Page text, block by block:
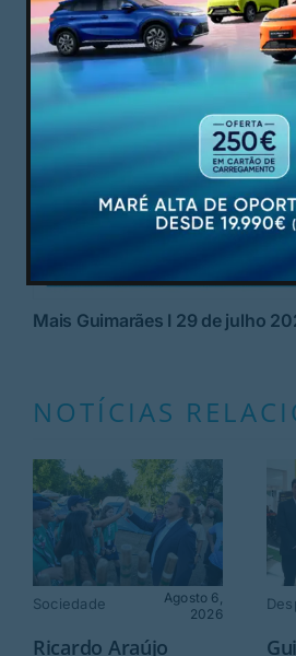
Mais Guimarães I 29 de julho
NOTÍCIAS
Sociedade
Agosto 6,
2026
Ricardo Araújo